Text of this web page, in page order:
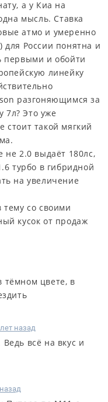
а у Киа на
мысль. Ставка
атмо и умеренно
для России понятна и
первыми и обойти
линейку
разгоняющимся за
7л? Это уже
стоит такой мягкий
не 2.0 выдаёт 180лс,
турбо в гибридной
на увеличение
со своими
кусок от продаж
тёмном цвете, в
назад
всё на вкус и